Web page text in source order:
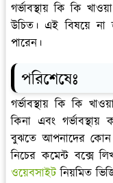
গর্ভাবস্থায় কি কি
উচিত। এই বিষয়ে
পারেন।
পরিশেষেঃ
গর্ভাবস্থায় কি কি
কিনা এবং
বুঝতে আপনাদের কোন
নিচের কমেন্ট বক্সে
ওয়েবসাইটনিয়মিত